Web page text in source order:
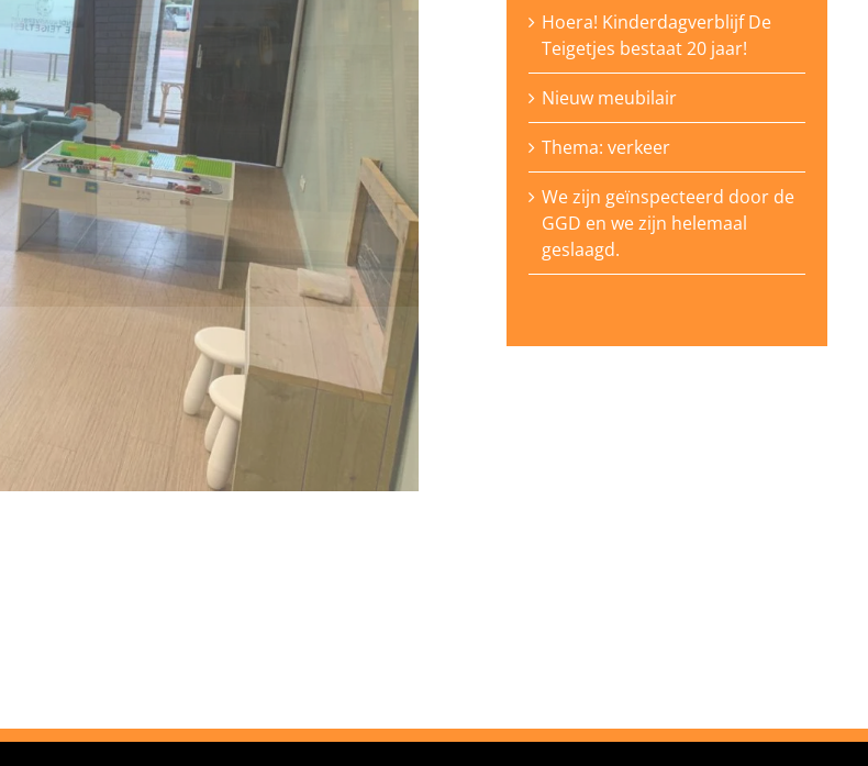
Hoera! Kinderdagverblijf De
Teigetjes bestaat 20 jaar!
Nieuw meubilair
Thema: verkeer
We zijn geïnspecteerd door de
GGD en we zijn helemaal
geslaagd.